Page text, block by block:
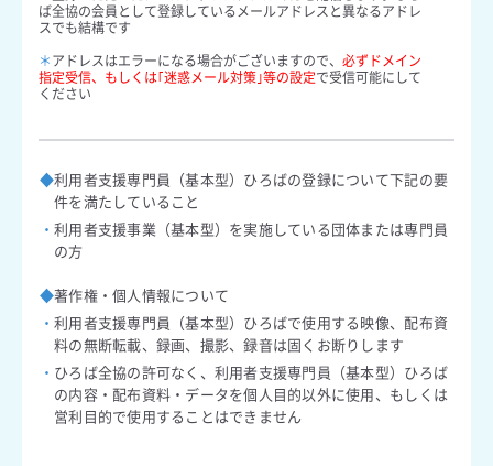
レ
ス
ル
ア
レ
ス
を
ば全協の会員として登録しているメールアドレスと異なるアドレ
スでも結構です
＊アドレスはエラーになる場合がございますので、 必ずドメイン
指定受信、もしくは｢迷惑メール対策｣等の設定で受信可能にして
ください
◆利用者支援専門員（基本型）ひろばの登録について下記の要
件を満たしていること
・ 利用者支援事業（基本型）を実施している団体または専門員
の方
◆著作権・個人情報について
・ 利用者支援専門員（基本型）ひろばで使用する映像、配布資
料の無断転載、録画、撮影、録音は固くお断りします
・ ひろば全協の許可なく、利用者支援専門員（基本型）ひろば
の内容・配布資料・データを個人目的以外に使用、もしくは
営利目的で使用することはできません